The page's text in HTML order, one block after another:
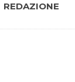
REDAZIONE